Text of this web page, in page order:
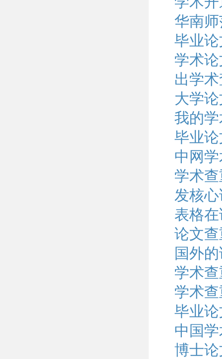
华南
毕业
学术
出学
大学
我的
毕业
中网
学术
发核
表格
论文
国外
学术
学术
毕业
中国
博士